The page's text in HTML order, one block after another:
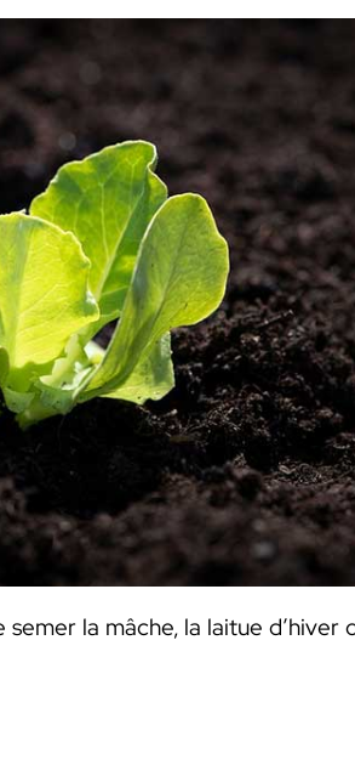
la mâche, la laitue d’hiver